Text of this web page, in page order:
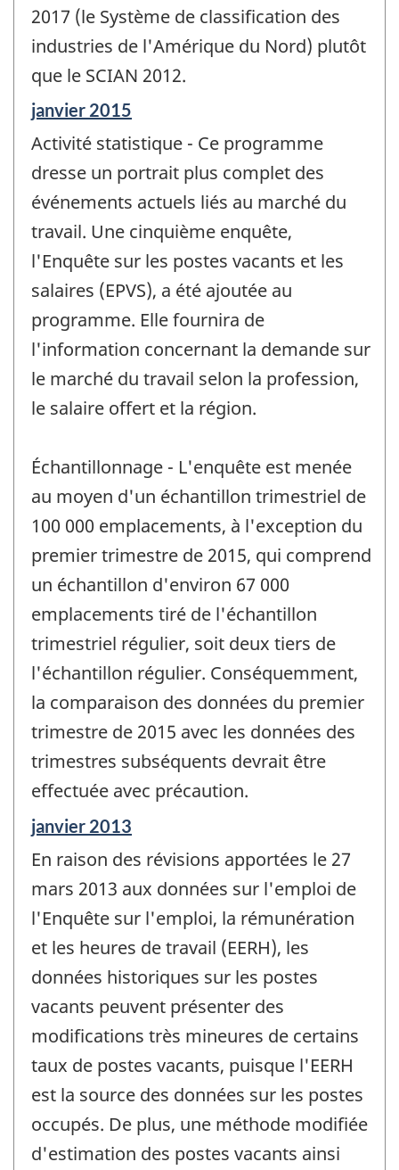
2017 (le Système de classification des
industries de l'Amérique du Nord) plutôt
que le SCIAN 2012.
Période
référence
de
changement
-
janvier 2015
Activité statistique - Ce programme
dresse un portrait plus complet des
événements actuels liés au marché du
travail. Une cinquième enquête,
l'Enquête sur les postes vacants et les
salaires (EPVS), a été ajoutée au
programme. Elle fournira de
l'information concernant la demande sur
le marché du travail selon la profession,
le salaire offert et la région.
Échantillonnage - L'enquête est menée
au moyen d'un échantillon trimestriel de
100 000 emplacements, à l'exception du
premier trimestre de 2015, qui comprend
un échantillon d'environ 67 000
emplacements tiré de l'échantillon
trimestriel régulier, soit deux tiers de
l'échantillon régulier. Conséquemment,
la comparaison des données du premier
trimestre de 2015 avec les données des
trimestres subséquents devrait être
effectuée avec précaution.
Période
référence
de
-
janvier 2013
En raison des révisions apportées le 27
mars 2013 aux données sur l'emploi de
l'Enquête sur l'emploi, la rémunération
et les heures de travail (EERH), les
données historiques sur les postes
vacants peuvent présenter des
modifications très mineures de certains
taux de postes vacants, puisque l'EERH
est la source des données sur les postes
occupés. De plus, une méthode modifiée
d'estimation des postes vacants ainsi